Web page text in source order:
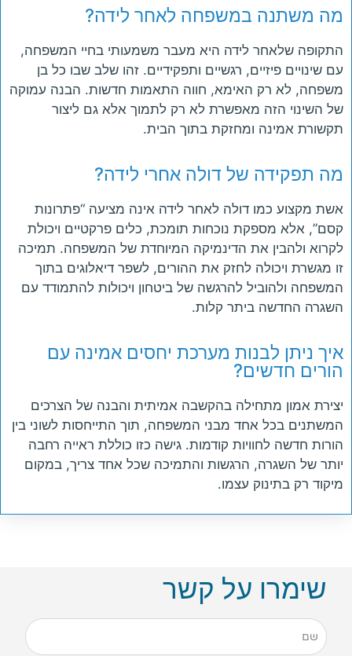
מה משתנה במשפחה לאחר לידה?
התקופה שלאחר לידה היא מעבר משמעותי בחיי המשפחה,
עם שינויים פיזיים, רגשיים ותפקידיים. זהו שלב שבו כל בן
משפחה, לא רק האימא, חווה התאמות חדשות. הבנה עמוקה
של השינוי הזה מאפשרת לא רק לתמוך אלא גם ליצור
תקשורת אמינה ומחזקת בתוך הבית.
מה תפקידה של דולה אחרי לידה?
אשת מקצוע כמו דולה לאחר לידה אינה מציעה “פתרונות
קסם”, אלא מספקת נוכחות תומכת, כלים פרקטיים ויכולת
לקרוא ולהבין את הדינמיקה המיוחדת של המשפחה. תמיכה
זו מגשרת ויכולה לחזק את ההורים, לשפר דיאלוגים בתוך
המשפחה ולהוביל להרגשה של ביטחון ויכולות להתמודד עם
השגרה החדשה ביתר קלות.
איך ניתן לבנות מערכת יחסים אמינה עם
הורים חדשים?
יצירת אמון מתחילה בהקשבה אמיתית והבנה של הצרכים
המשתנים בכל אחד מבני המשפחה, תוך התייחסות לשוני בין
הורות חדשה לחוויות קודמות. גישה כזו כוללת ראייה רחבה
יותר של השגרה, הרגשות והתמיכה שכל אחד צריך, במקום
מיקוד רק בתינוק עצמו.
שימרו על קשר